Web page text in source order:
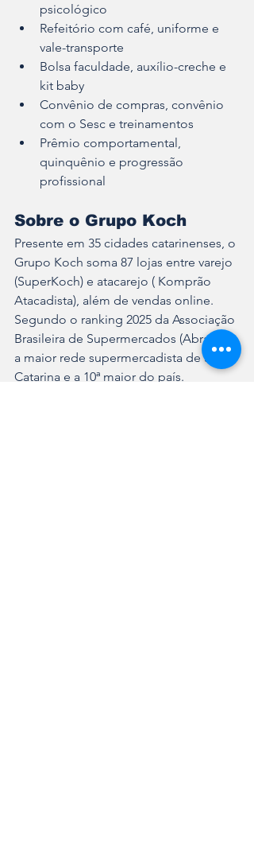
psicológico
Refeitório com café, uniforme e
vale-transporte
Bolsa faculdade, auxílio-creche e
kit baby
Convênio de compras, convênio
com o Sesc e treinamentos
Prêmio comportamental,
quinquênio e progressão
profissional
Sobre o Grupo Koch
Presente em 35 cidades catarinenses, o
Grupo Koch soma 87 lojas entre varejo
(SuperKoch) e atacarejo ( Komprão
Atacadista), além de vendas online.
Segundo o ranking 2025 da Associação
Brasileira de Supermercados (Abras), é
a maior rede supermercadista de Santa
Catarina e a 10ª maior do país.